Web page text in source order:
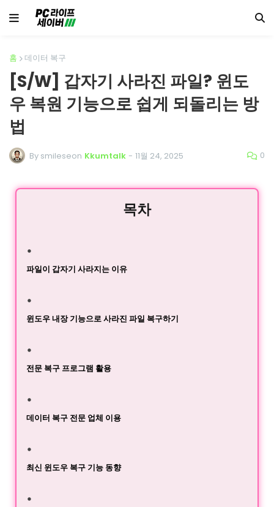
홈 데이터 복구
[S/W] 갑자기 사라진 파일? 윈도
우 복원 기능으로 쉽게 되돌리는 방
법
By smileseon Kkumtalk - 11월 24, 2025 0
목차
파일이 갑자기 사라지는 이유
윈도우 내장 기능으로 사라진 파일 복구하기
전문 복구 프로그램 활용
데이터 복구 전문 업체 이용
최신 윈도우 복구 기능 동향